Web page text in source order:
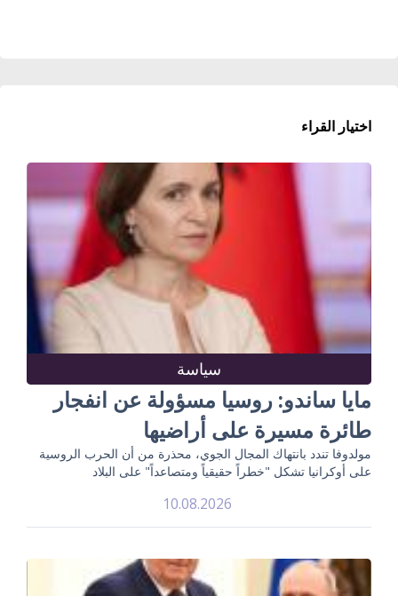
اختيار القراء
سياسة
مايا ساندو: روسيا مسؤولة عن انفجار
طائرة مسيرة على أراضيها
مولدوفا تندد بانتهاك المجال الجوي، محذرة من أن الحرب الروسية
على أوكرانيا تشكل "خطراً حقيقياً ومتصاعداً" على البلاد
10.08.2026